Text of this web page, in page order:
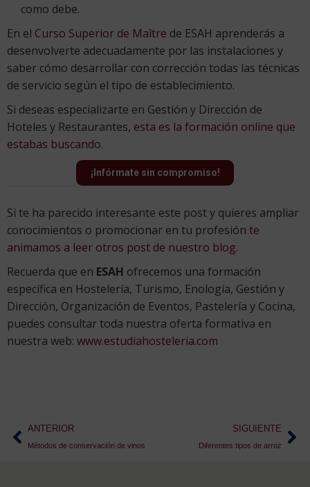
como debe.
En el Curso Superior de Maître de ESAH aprenderás a
desenvolverte adecuadamente por las instalaciones y
saber cómo desarrollar con corrección todas las técnicas
de servicio según el tipo de establecimiento.
Si deseas especializarte en Gestión y Dirección de
Hoteles y Restaurantes, esta es la formación online que
estabas buscando.
¡Infórmate sin compromiso!
Si te ha parecido interesante este post y quieres ampliar
conocimientos o promocionar en tu profesión te
animamos a leer otros post de nuestro blog.
Recuerda que en ESAH ofrecemos una formación
específica en Hostelería, Turismo, Enología, Gestión y
Dirección, Organización de Eventos, Pastelería y Cocina,
puedes consultar toda nuestra oferta formativa en
nuestra web: www.estudiahosteleria.com
ANTERIOR
Métodos de conservación de vinos
SIGUIENTE
Diferentes tipos de arroz